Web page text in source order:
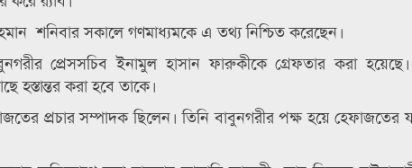
শনিবার সকালে গণমাধ্যমকে এ তথ্য নিশ্চিত করেছেন।
প্রেসসচিব ইনামুল হাসান ফারুকীকে গ্রেফতার করা
হস্তান্তর করা হবে তাকে।
প্রচার সম্পাদক ছিলেন। তিনি বাবুনগরীর পক্ষ হয়ে হেফাজতের